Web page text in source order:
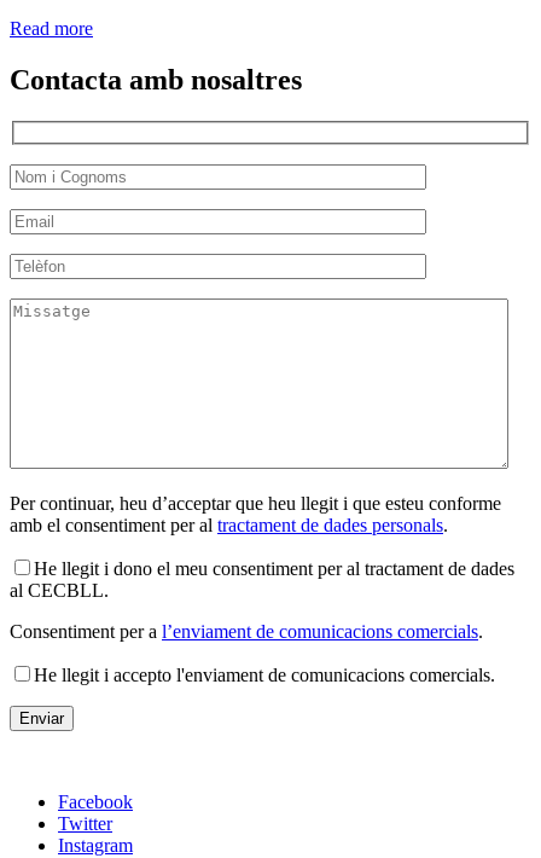
Read more
Contacta amb nosaltres
Per continuar, heu d’acceptar que heu llegit i que esteu conforme
amb el consentiment per al tractament de dades personals.
He llegit i dono el meu consentiment per al tractament de dades
al CECBLL.
Consentiment per a l’enviament de comunicacions comercials.
He llegit i accepto l'enviament de comunicacions comercials.
Facebook
Twitter
Instagram